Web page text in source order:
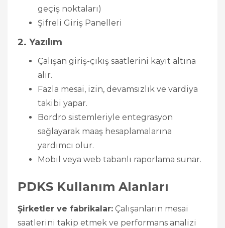
geçiş noktaları)
Şifreli Giriş Panelleri
2. Yazılım
Çalışan giriş-çıkış saatlerini kayıt altına
alır.
Fazla mesai, izin, devamsızlık ve vardiya
takibi yapar.
Bordro sistemleriyle entegrasyon
sağlayarak maaş hesaplamalarına
yardımcı olur.
Mobil veya web tabanlı raporlama sunar.
PDKS Kullanım Alanları
Şirketler ve fabrikalar: Çalışanların mesai
saatlerini takip etmek ve performans analizi